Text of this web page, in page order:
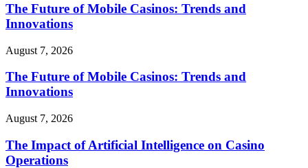
The Future of Mobile Casinos: Trends and
Innovations
August 7, 2026
The Future of Mobile Casinos: Trends and
Innovations
August 7, 2026
The Impact of Artificial Intelligence on Casino
Operations